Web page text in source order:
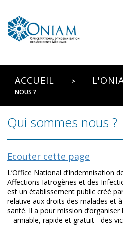
ACCUEIL
NOUS ?
Qui sommes nous ?
Ecouter cette page
L’Office National d’Indemnisation
Affections Iatrogènes et des
est un établissement public créé
relative aux droits des malades et
santé. Il a pour mission
– amiable, rapide et gratuit - des